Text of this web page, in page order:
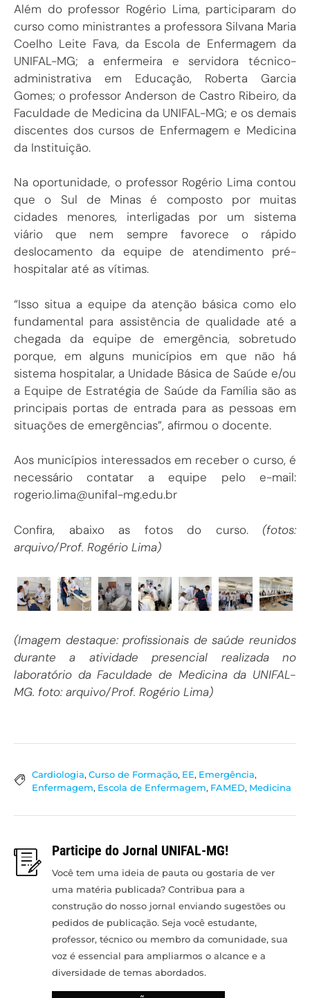
Além do professor Rogério Lima, participaram do
curso como ministrantes a professora Silvana Maria
Coelho Leite Fava, da Escola de Enfermagem da
UNIFAL-MG; a enfermeira e servidora técnico-
administrativa em Educação, Roberta Garcia
Gomes; o professor Anderson de Castro Ribeiro, da
Faculdade de Medicina da UNIFAL-MG; e os demais
discentes dos cursos de Enfermagem e Medicina
da Instituição.
Na oportunidade, o professor Rogério Lima contou
que o Sul de Minas é composto por muitas
cidades menores, interligadas por um sistema
viário que nem sempre favorece o rápido
deslocamento da equipe de atendimento pré-
hospitalar até as vítimas.
“Isso situa a equipe da atenção básica como elo
fundamental para assistência de qualidade até a
chegada da equipe de emergência, sobretudo
porque, em alguns municípios em que não há
sistema hospitalar, a Unidade Básica de Saúde e/ou
a Equipe de Estratégia de Saúde da Família são as
principais portas de entrada para as pessoas em
situações de emergências”, afirmou o docente.
Aos municípios interessados em receber o curso, é
necessário contatar a equipe pelo e-mail:
rogerio.lima@unifal-mg.edu.br
Confira, abaixo as fotos do curso.(fotos:
arquivo/Prof. Rogério Lima)
(Imagem destaque: profissionais de saúde reunidos
durante a atividade presencial realizada no
laboratório da Faculdade de Medicina da UNIFAL-
MG. foto: arquivo/Prof. Rogério Lima)
Cardiologia, Curso de Formação, EE, Emergência,
Enfermagem, Escola de Enfermagem, FAMED, Medicina
Participe do Jornal UNIFAL-MG!
Você tem uma ideia de pauta ou gostaria de ver
uma matéria publicada? Contribua para a
construção do nosso jornal enviando sugestões ou
pedidos de publicação. Seja você estudante,
professor, técnico ou membro da comunidade, sua
voz é essencial para ampliarmos o alcance e a
diversidade de temas abordados.